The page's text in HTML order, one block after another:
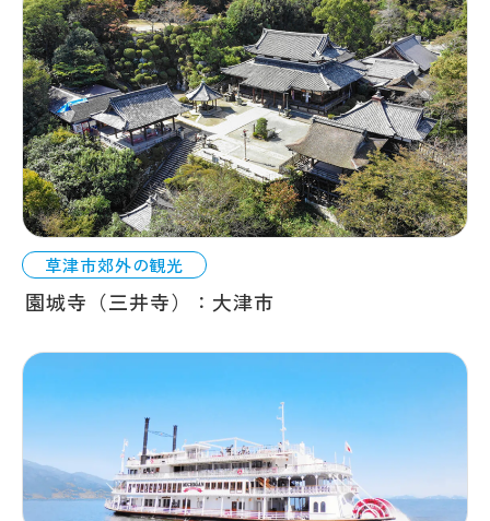
草津市郊外の観光
園城寺（三井寺）：大津市